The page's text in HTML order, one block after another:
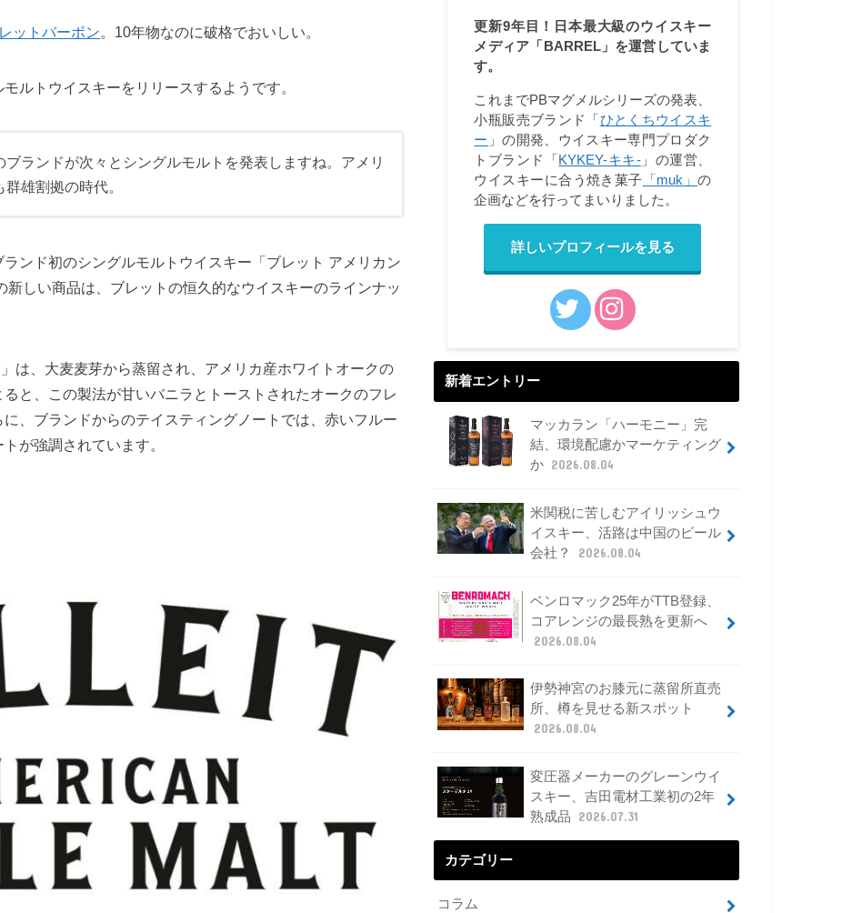
ットバーボン。10年物なのに破格でおいしい。
ルトウイスキーをリリースするようです。
ランドが次々とシングルモルトを発表しますね。アメリ
雄割拠の時代。
ンド初のシングルモルトウイスキー「ブレット アメリカン
しい商品は、ブレットの恒久的なウイスキーのラインナッ
は、大麦麦芽から蒸留され、アメリカ産ホワイトオークの
と、この製法が甘いバニラとトーストされたオークのフレ
、ブランドからのテイスティングノートでは、赤いフルー
が強調されています。
更新9年目！日本最大級のウイスキー
メディア「BARREL」を運営していま
す。
これまでPBマグメルシリーズの発表、
小瓶販売ブランド「 ひとくちウイスキ
ー 」の開発、ウイスキー専門プロダク
トブランド「 KYKEY-キキ-」の運営、
ウイスキーに合う焼き菓子 「muk」の
企画などを行ってまいりました。
詳しいプロフィールを見る
新着エントリー
マッカラン「ハーモニー」完
結、環境配慮かマーケティング
か 2026.08.04
米関税に苦しむアイリッシュウ
イスキー、活路は中国のビール
会社？
2026.08.04
ベンロマック25年がTTB登録、
コアレンジの最長熟を更新へ
2026.08.04
伊勢神宮のお膝元に蒸留所直売
所、樽を見せる新スポット
2026.08.04
変圧器メーカーのグレーンウイ
スキー、吉田電材工業初の2年
熟成品
2026.07.31
カテゴリー
コラム